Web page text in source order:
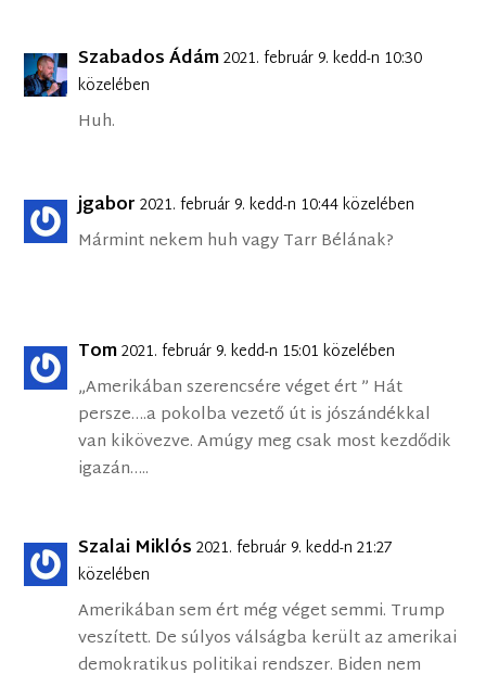
Szabados Ádám2021. február 9. kedd-n 10:30
közelében
Huh.
jgabor 2021. február 9. kedd-n 10:44 közelében
Mármint nekem huh vagy Tarr Bélának?
Tom2021. február 9. kedd-n 15:01 közelében
„Amerikában szerencsére véget ért ” Hát
persze….a pokolba vezető út is jószándékkal
van kikövezve. Amúgy meg csak most kezdődik
igazán…..
Szalai Miklós 2021. február 9. kedd-n 21:27
közelében
Amerikában sem ért még véget semmi. Trump
veszített. De súlyos válságba került az amerikai
demokratikus politikai rendszer. Biden nem